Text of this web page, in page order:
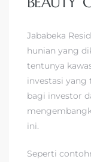
Jababeka
hunian yang
tentunya
investasi
bagi investor
ini.
Seperti